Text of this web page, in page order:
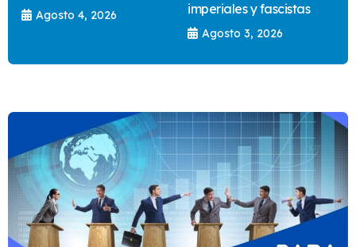
Agosto 4, 2026
imperiales y fascistas
Agosto 3, 2026